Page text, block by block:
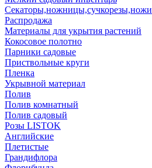
Секаторы,ножницы,сучкорезы,ножи
Распродажа
Материалы для укрытия растений
Кокосовое полотно
Парники садовые
Приствольные круги
Пленка
Укрывной материал
Полив
Полив комнатный
Полив садовый
Розы LISTOK
Английские
Плетистые
Грандифлора